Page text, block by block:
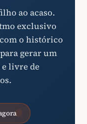
ao acaso.
exclusivo
o histórico
gerar um
livre de